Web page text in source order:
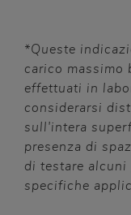
*Queste
carico massimo
effettuati in
considerarsi
sull'intera
presenza di
di testare alcuni
specifiche